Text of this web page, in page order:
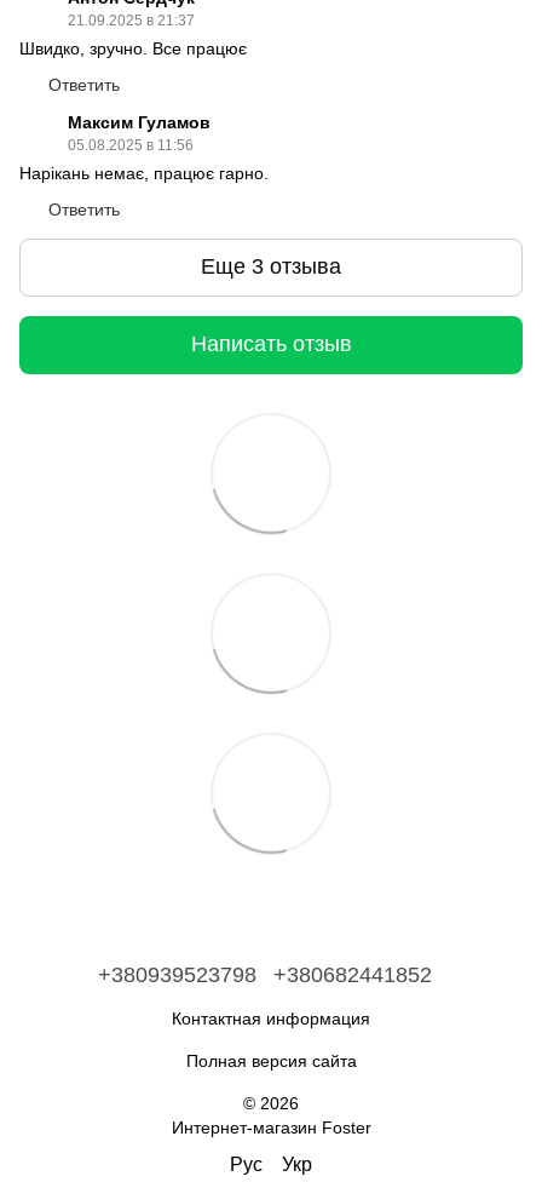
21.09.2025 в 21:37
Швидко, зручно. Все працює
Ответить
Максим Гуламов
05.08.2025 в 11:56
Нарікань немає, працює гарно.
Ответить
Еще 3 отзыва
Написать отзыв
+380939523798 +380682441852
Контактная информация
Полная версия сайта
© 2026
Интернет-магазин Foster
Рус Укр